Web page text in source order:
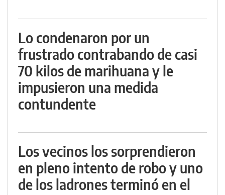
Lo condenaron por un
frustrado contrabando de casi
70 kilos de marihuana y le
impusieron una medida
contundente
Los vecinos los sorprendieron
en pleno intento de robo y uno
de los ladrones terminó en el